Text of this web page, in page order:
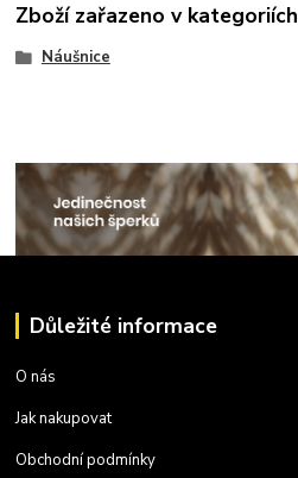
Zboží zařazeno v kategoriích
Náušnice
Důležité informace
O nás
Jak nakupovat
Obchodní podmínky